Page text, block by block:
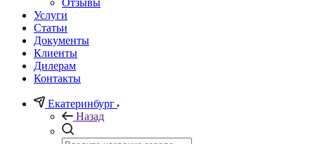
Отзывы
Услуги
Статьи
Документы
Клиенты
Дилерам
Контакты
Екатеринбург
Назад